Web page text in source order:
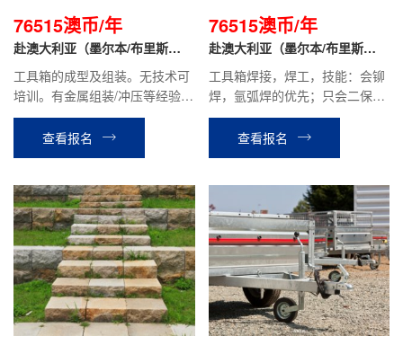
76515澳币/年
赴澳大利亚（墨尔本/布里斯
班）- 装配工
工具箱的成型及组装。无技术可
培训。有金属组装/冲压等经验者
优先。
查看报名
76515澳币/年
赴澳大利亚（墨尔本/布里斯
班）- 电焊工
工具箱焊接，焊工，技能：会铆
焊，氩弧焊的优先；只会二保焊
需要去客户指定基地学习铆焊和
氩弧焊技术。
查看报名